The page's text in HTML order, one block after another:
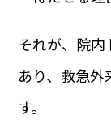
それが、院
あり、救急
す。